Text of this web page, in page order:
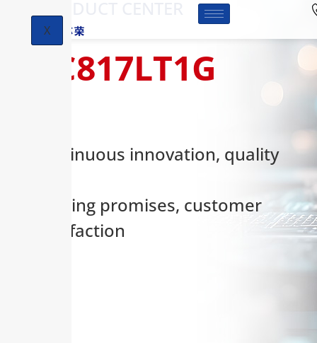
X
BC817LT1G
Continuous innovation, quality
keeping promises, customer
satisfaction